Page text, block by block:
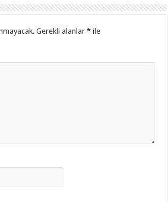
Gerekli alanlar* ile